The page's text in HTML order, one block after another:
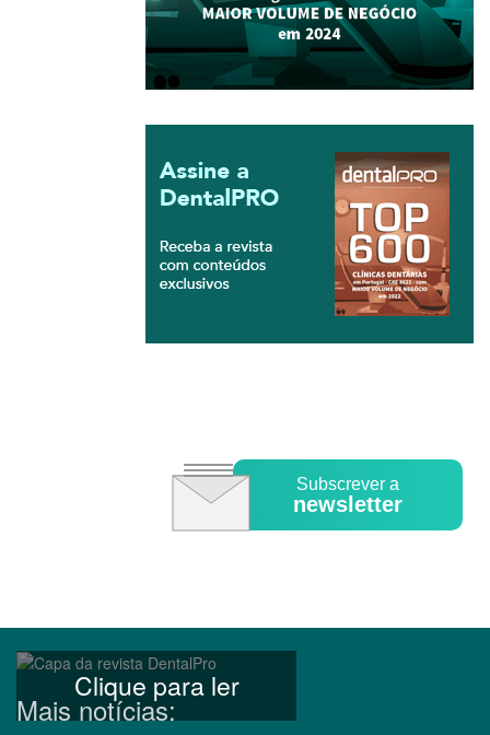
Subscrever a
newsletter
Clique para ler
Mais notícias: